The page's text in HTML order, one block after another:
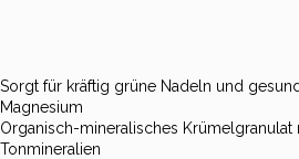
Sorgt für kräftig grüne Nadeln und
Magnesium
Organisch-mineralisches Krümelgranulat
Tonmineralien